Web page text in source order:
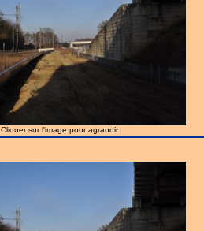
Cliquer sur l'image pour agrandir